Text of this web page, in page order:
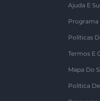
Ajuda E
Programa
Políticas
Termos E
Mapa Do
Política